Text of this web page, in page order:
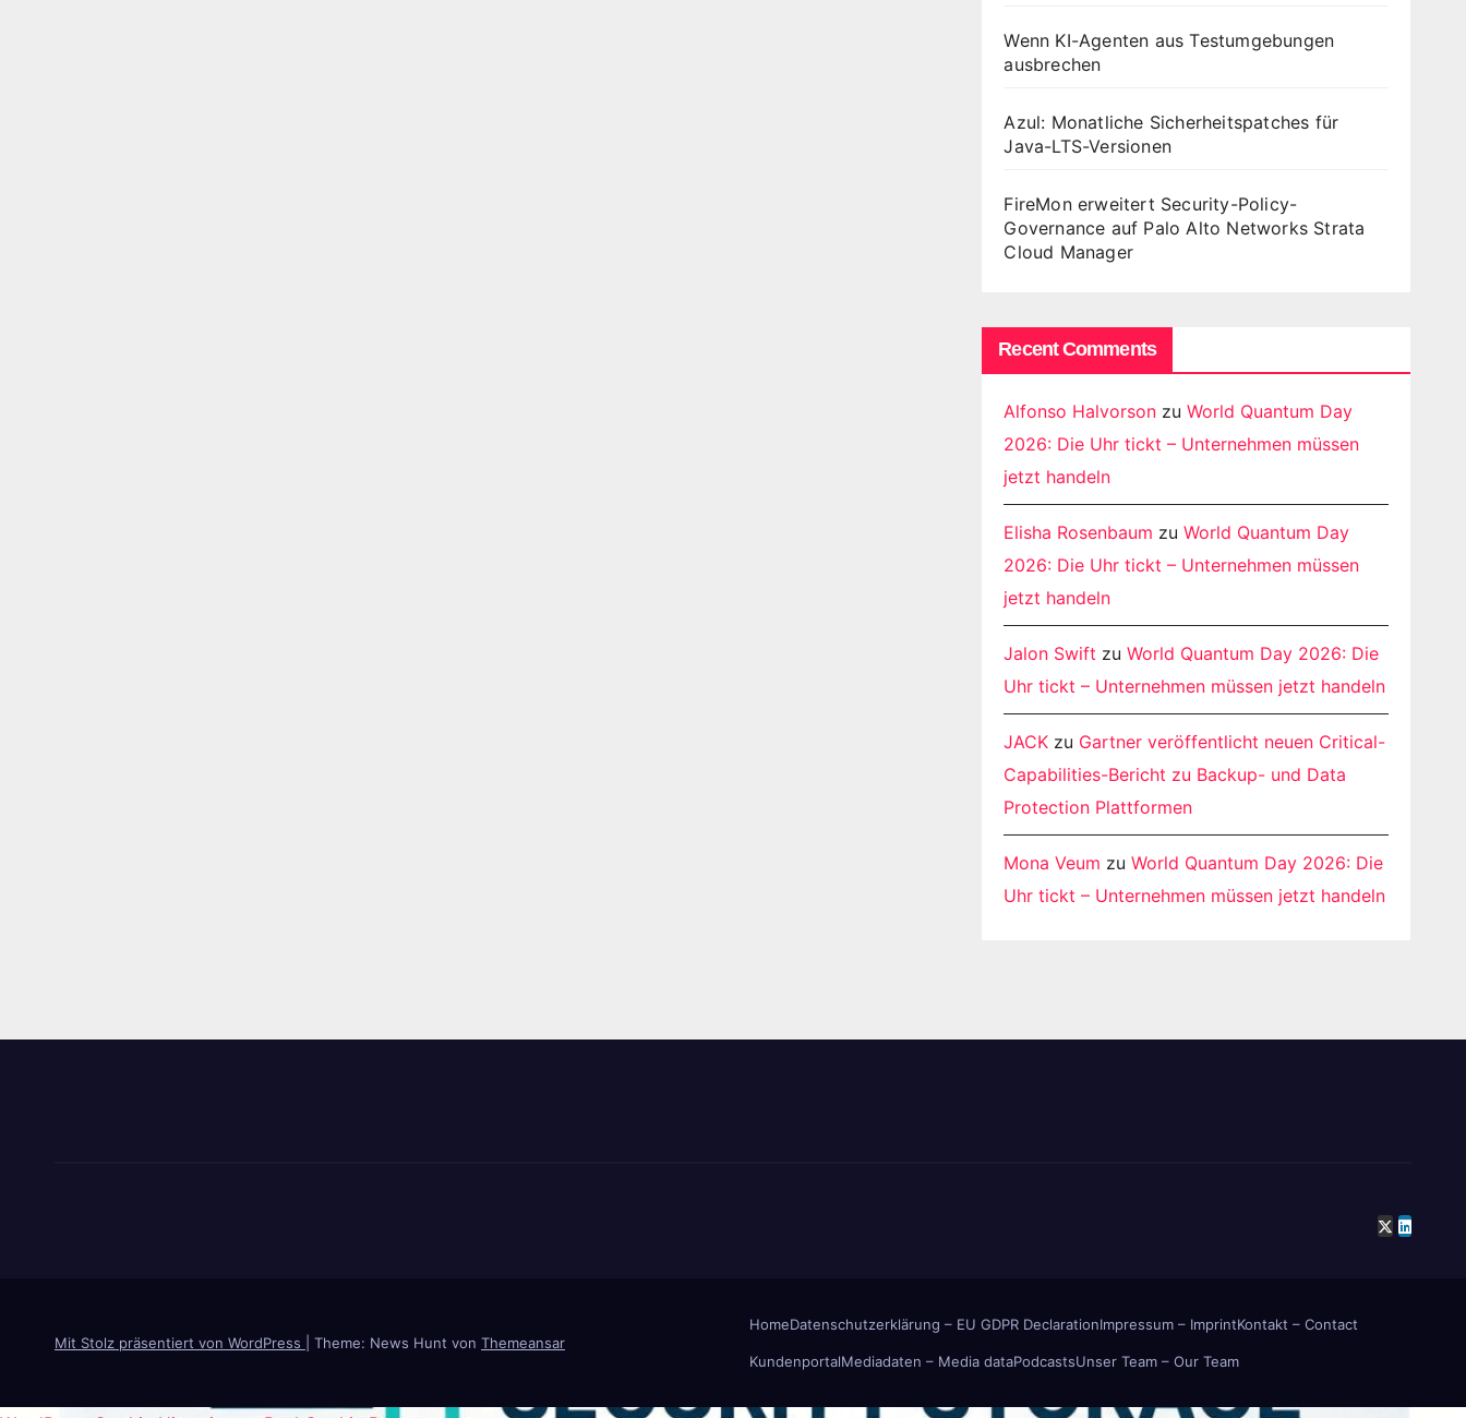
Wenn KI-Agenten aus Testumgebungen
ausbrechen
Azul: Monatliche Sicherheitspatches für
Java-LTS-Versionen
FireMon erweitert Security-Policy-
Governance auf Palo Alto Networks Strata
Cloud Manager
Recent Comments
Alfonso Halvorson zuWorld Quantum Day
2026: Die Uhr tickt – Unternehmen müssen
jetzt handeln
Elisha Rosenbaum zuWorld Quantum Day
2026: Die Uhr tickt – Unternehmen müssen
jetzt handeln
Jalon Swift zuWorld Quantum Day 2026: Die
Uhr tickt – Unternehmen müssen jetzt handeln
JACK zu Gartner veröffentlicht neuen Critical-
Capabilities-Bericht zu Backup- und Data
Protection Plattformen
Mona Veum zuWorld Quantum Day 2026: Die
Uhr tickt – Unternehmen müssen jetzt handeln
Mit Stolz präsentiert von WordPress Theme: News Hunt von Themeansar
HomeDatenschutzerklärung – EU GDPR DeclarationImpressum – ImprintKontakt – Contact
KundenportalMediadaten – Media dataPodcastsUnser Team – Our Team